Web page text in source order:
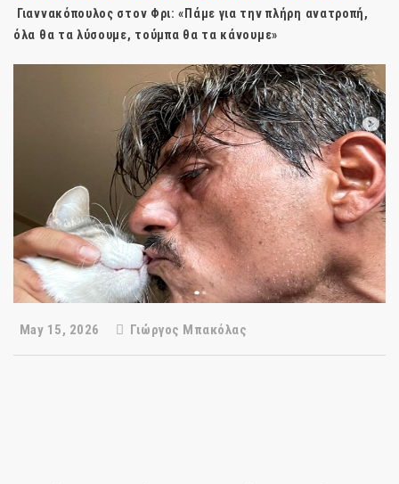
Γιαννακόπουλος στον Φρι: «Πάμε για την πλήρη ανατροπή,
όλα θα τα λύσουμε, τούμπα θα τα κάνουμε»
May 15, 2026 Γιώργος Μπακόλας